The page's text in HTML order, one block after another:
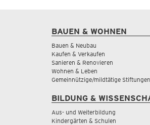
BAUEN & WOHNEN
Bauen & Neubau
Kaufen & Verkaufen
Sanieren & Renovieren
Wohnen & Leben
Gemeinnützige/mildtätige Stiftungen
BILDUNG &
Aus- und Weiterbildung
Kindergärten & Schulen